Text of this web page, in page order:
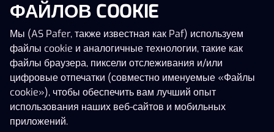
Нажми в любое место!
ФАЙЛОВ COOKIE
Мы (AS Pafer, также известная как Paf) используем
файлы cookie и аналогичные технологии, такие как
файлы браузера, пиксели отслеживания и/или
цифровые отпечатки (совместно именуемые «Файлы
cookie»), чтобы обеспечить вам лучший опыт
использования наших веб-сайтов и мобильных
приложений.